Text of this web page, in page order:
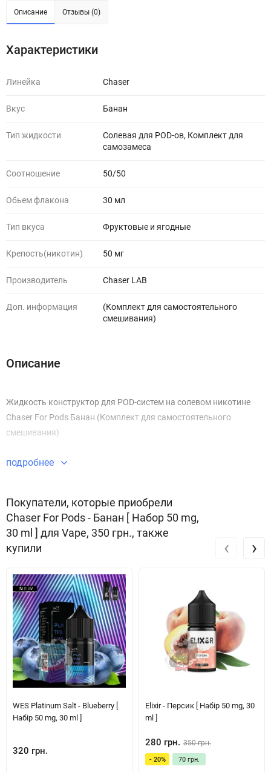
Описание Отзывы (0)
Характеристики
Линейка Chaser
Вкус Банан
Тип жидкости
Солевая для POD-ов, Комплект для
самозамеса
Соотношение 50/50
Обьем флакона 30 мл
Тип вкуса Фруктовые и ягодные
Крепость(никотин) 50 мг
Производитель Chaser LAB
Доп. информация
(Комплект для самостоятельного
смешивания)
Описание
Жидкость конструктор для POD-систем на солевом никотине
Chaser For Pods Банан (Комплект для самостоятельного
смешивания)
подробнее
Покупатели, которые приобрели
Chaser For Pods - Банан [ Набор 50 mg,
30 ml ] для Vape, 350 грн., также
купили
WES Platinum Salt - Blueberry [
Набір 50 mg, 30 ml ]
320 грн.
Elixir - Персик [ Набір 50 mg, 30
ml ]
280 грн. 350 грн.
- 20% 70 грн.
‹ ›